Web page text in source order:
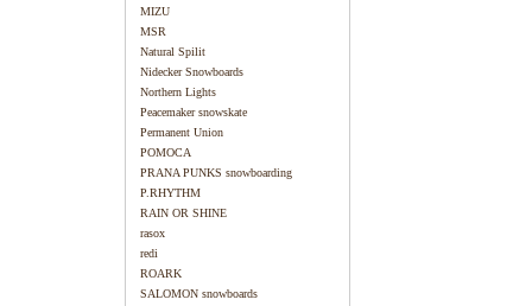
MIZU
MSR
Natural Spilit
Nidecker Snowboards
Northern Lights
Peacemaker snowskate
Permanent Union
POMOCA
PRANA PUNKS snowboarding
P.RHYTHM
RAIN OR SHINE
rasox
redi
ROARK
SALOMON snowboards